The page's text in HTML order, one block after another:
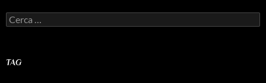
Ricerca
per:
TAG